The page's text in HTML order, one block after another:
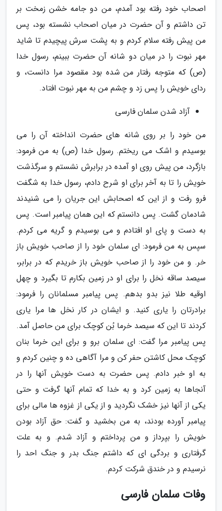
اصحاب خود رفته بود آمدم، من دو جامه خشن زمخت بر
تن داشتم و آن حضرت در میان اصحاب نشسته بود، پس
من پیش رفته سلام کردم و به پشت سرش پیچیدم تا شاید
مهر نبوت را در میان دو شانه آن حضرت ببینم، رسول خدا
(ص) که متوجه رفتار من شده بود مقصود مرا دانست، و
رداى خویش را پس زد و چشم من به مهر نبوت افتاد.
آزاد شدن سلمان فارسی
من خود را بر روى شانه هاى حضرت انداخته آن را مى
بوسیدم و اشک می ریختم. رسول خدا (ص) به من فرمود:
بازگرد، من پیش روى او آمده در برابرش نشستم و سرگذشت
خویش را تا به آخر براى او شرح دادم، رسول خدا به شگفت
فرو رفت و از این که اصحابش این جریان را می شنیدند
شادمان گشت. پس دانستم که این همان پیامبر است. پس
به دست و پاى او افتادم و می بوسیدم و گریه مى کردم.
سپس به من فرمود: اى سلمان خود را از صاحب خویش باز
خر. و من خود را از صاحب خویش باز خریدم که در برابر،
سیصد ساقه نخل را براى او در زمین بکارم تا بگیرد و چهل
اوقیه طلا نیز بدو بدهم. پس پیامبر مسلمانان را فرمود:
برادرتان را یارى کنید. و ایشان در کار نخل ها مرا یارى
کردند تا این که سیصد خرما بُن کوچک براى من حاصل آمد.
پس پیامبر مرا گفت: اى سلمان برو و براى این خرما بنان
کوچک محل کاشتن حفر کن و مرا آگاهى ده و چنین کردم و
به او خبر دادم. پس حضرت به دست خویش آنها را در
آنجاها به زمین کرد و به خدا که تمام آنها گرفت و حتى
یکى از آنها نیز خشک نگردید و از یکى از غزوه ها مالى براى
پیامبر آورده بودند، به من بخشید و گفت: حق آزاد بودن
خویش را بپرداز و من پرداختم و آزاد شدم. و به علت
گرفتارى و بردگی اى که داشتم جنگ بدر و جنگ احد را
نرسیدم و در خندق شرکت کردم.
وفات سلمان فارسی